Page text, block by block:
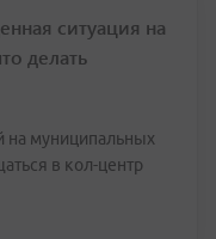
ситуация на
делать
на муниципальных
в кол-центр